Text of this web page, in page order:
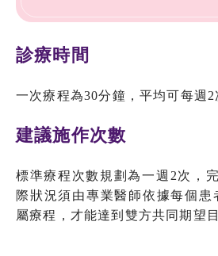
診療時間
一次療程為30分鐘，平均可每週2
建議施作次數
標準療程次數規劃為一週2次，
際狀況須由專業醫師依據每個患
屬療程，才能達到雙方共同期望目